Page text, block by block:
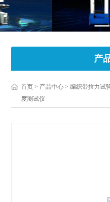
产
首页 > 产品中心 >编织带拉力试
度测试仪